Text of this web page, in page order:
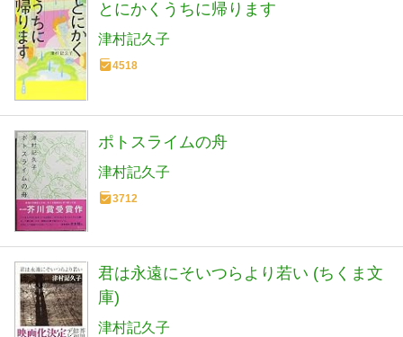
とにかくうちに帰ります
津村記久子
4518
ポトスライムの舟
津村記久子
3712
君は永遠にそいつらより若い (ちくま文
庫)
津村記久子